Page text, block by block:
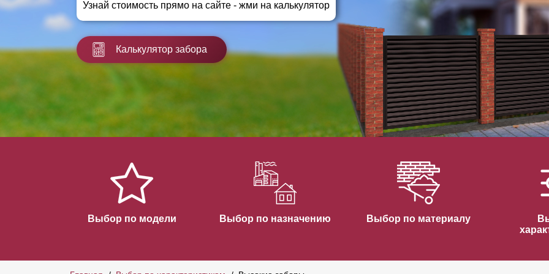
Заборы для дачи
Заборы и ограждения для школ
Забор на участок 10 соток
Горизонтальные заборы
Высокие заборы
Красивые, дизайнерские заборы
ВЫБОР ПО СПОСОБУ МОНТАЖА
Заборы под ключ
Готовые заборы
Быстровозводимые заборы
Узнай стоимость прямо на сайте - жми на калькулятор
Калькулятор забора
Выбор по модели Выбор по назначению Выбор по материалу